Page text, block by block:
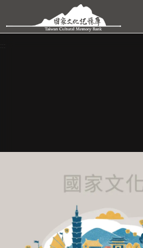
跳到主要內容區塊
:::